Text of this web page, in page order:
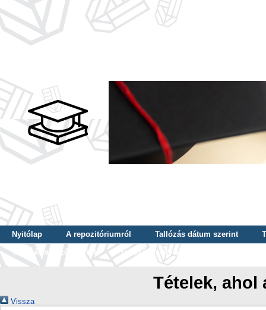
Nyitólap A repozitóriumról Tallózás dátum szerint
Tallózás szerző szerint
Tallózás nyelv szerint
Tételek, ahol
Vissza